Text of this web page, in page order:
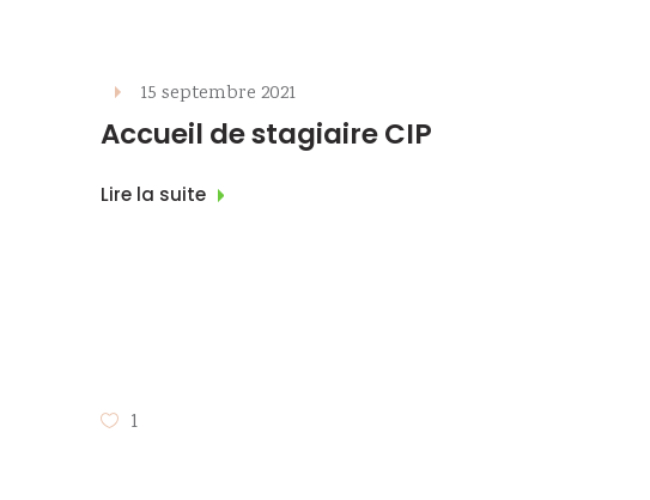
15 septembre 2021
Accueil de stagiaire CIP
Lire la suite
1